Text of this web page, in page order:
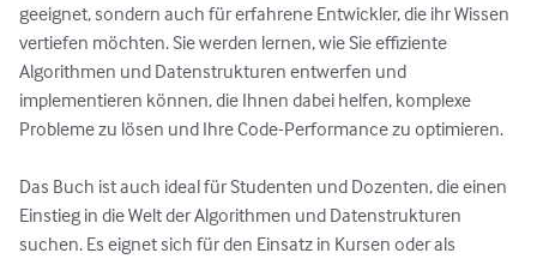
geeignet, sondern auch für erfahrene Entwickler, die ihr Wissen
vertiefen möchten. Sie werden lernen, wie Sie effiziente
Algorithmen und Datenstrukturen entwerfen und
implementieren können, die Ihnen dabei helfen, komplexe
Probleme zu lösen und Ihre Code-Performance zu optimieren.
Das Buch ist auch ideal für Studenten und Dozenten, die einen
Einstieg in die Welt der Algorithmen und Datenstrukturen
suchen. Es eignet sich für den Einsatz in Kursen oder als